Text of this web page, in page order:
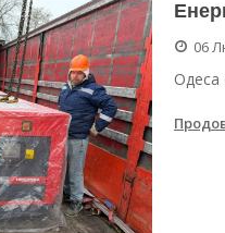
Нічна атака на Одесу: наслідки
Енергетична підтримка для
Водопостачання в Одесі: нові
06
Одеса